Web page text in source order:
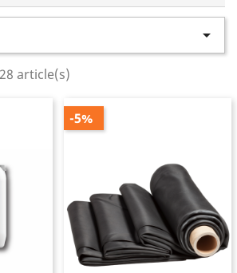

article(s)
-5%